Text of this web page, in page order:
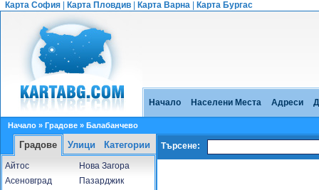
Карта София Карта Пловдив Карта Варна Карта Бургас
Начало Населени Места Адреси
Начало » Градове » Балабанчево
Градове Улици Категории
Айтос
Асеновград
Нова Загора
Пазарджик
Търсене: